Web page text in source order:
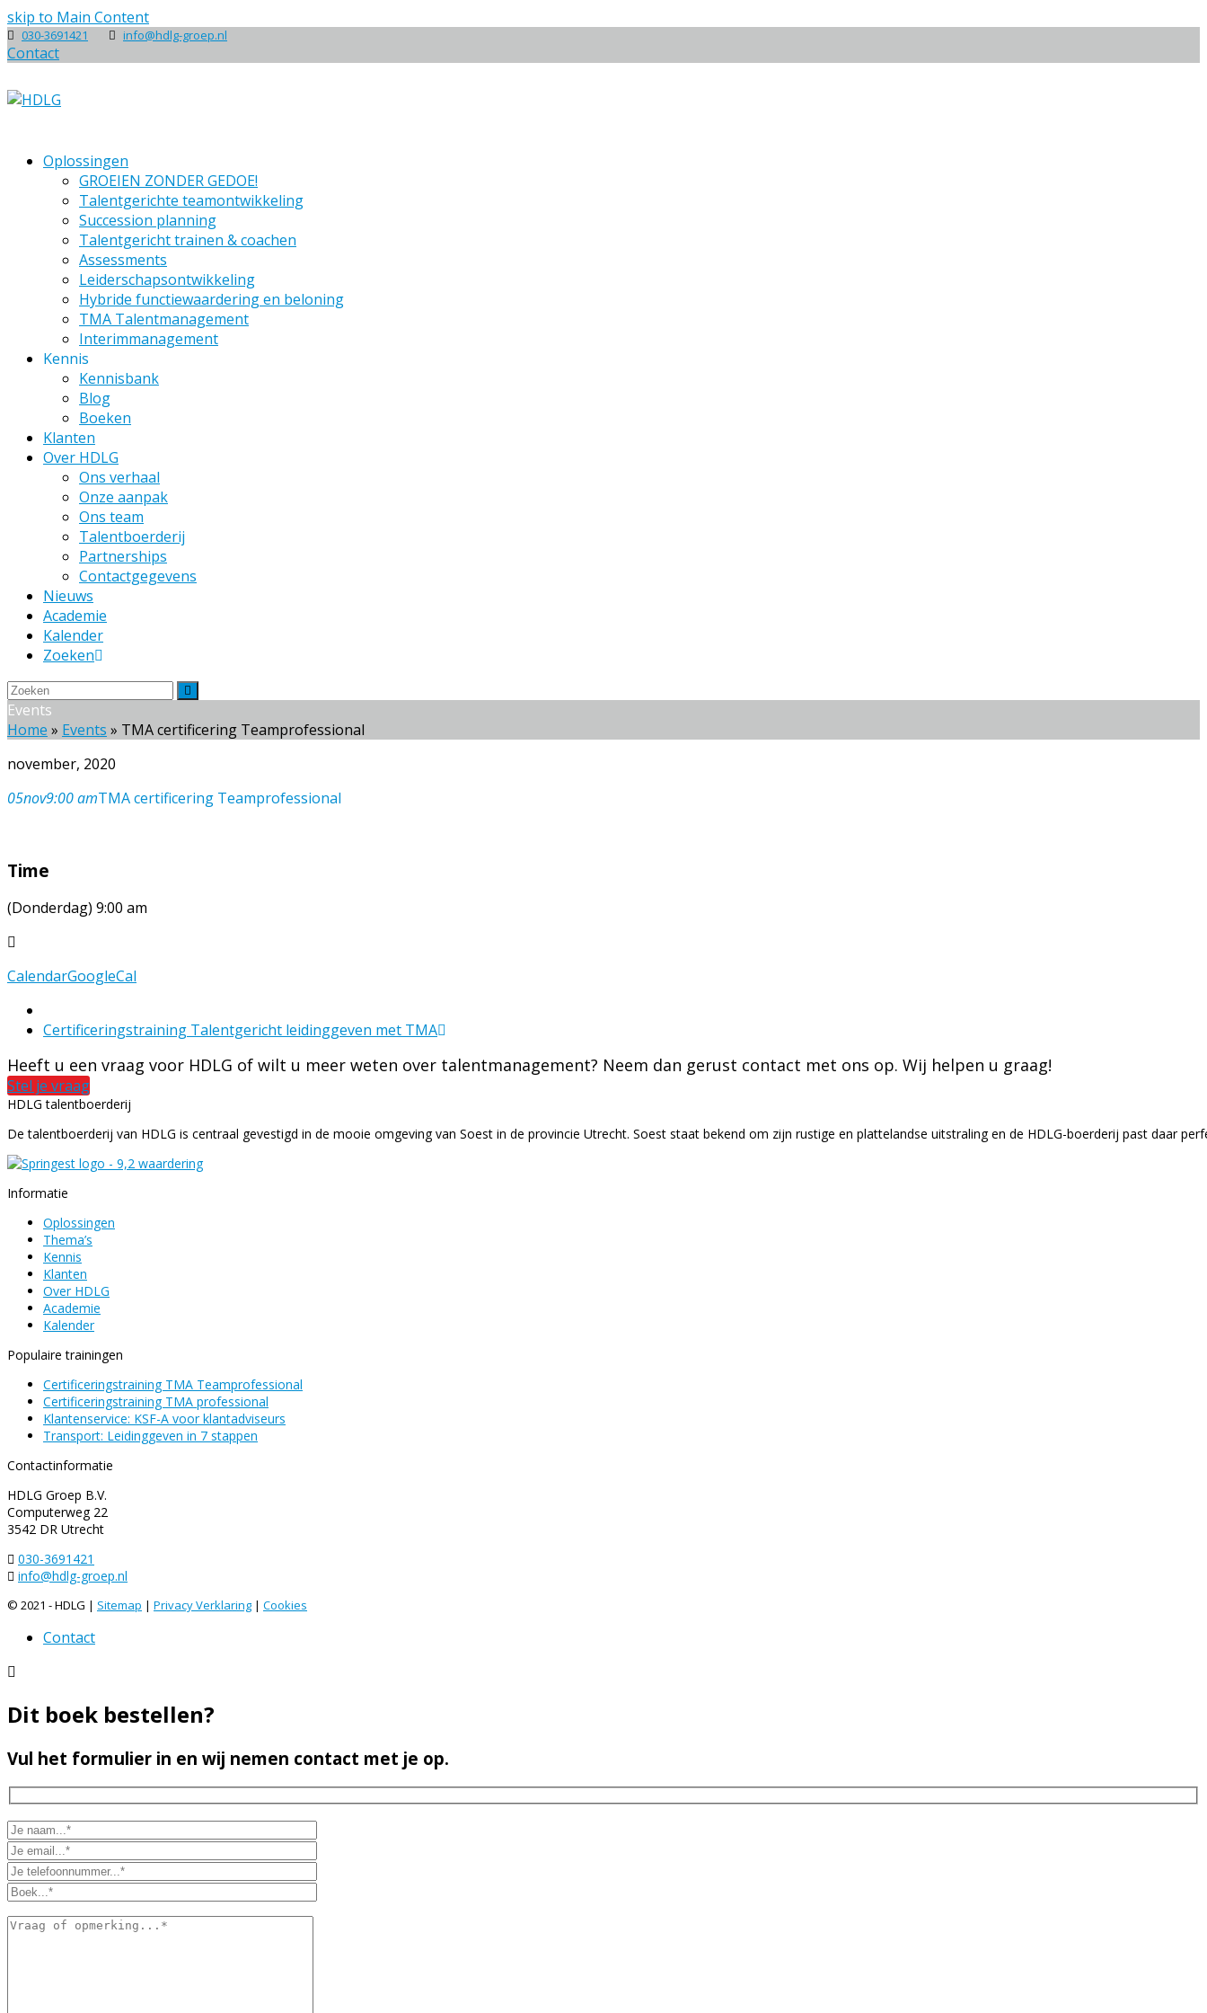
skip to Main Content
030-3691421 info@hdlg-groep.nl
Contact
Oplossingen
GROEIEN ZONDER GEDOE!
Talentgerichte teamontwikkeling
Succession planning
Talentgericht trainen & coachen
Assessments
Leiderschapsontwikkeling
Hybride functiewaardering en beloning
TMA Talentmanagement
Interimmanagement
Kennis
Kennisbank
Blog
Boeken
Klanten
Over HDLG
Ons verhaal
Onze aanpak
Ons team
Talentboerderij
Partnerships
Contactgegevens
Nieuws
Academie
Kalender
Zoeken
Zoeken
Events
Home » Events » TMA certificering Teamprofessional
november, 2020
05nov9:00 amTMA certificering Teamprofessional
Time
(Donderdag) 9:00 am
CalendarGoogleCal
next
Certificeringstraining Talentgericht leidinggeven met TMA
Heeft u een vraag voor HDLG of wilt u meer weten over talentmanagement? Neem dan gerust contact met ons op. Wij helpen u graag!
Stel je vraag
HDLG talentboerderij
De talentboerderij van HDLG is centraal gevestigd in de mooie omgeving van Soest in de provincie Utrecht. Soest staat bekend om zijn rustige en plattelandse uitstraling en de HDLG-boerderij past daar
Informatie
Oplossingen
Thema’s
Kennis
Klanten
Over HDLG
Academie
Kalender
Populaire trainingen
Certificeringstraining TMA Teamprofessional
Certificeringstraining TMA professional
Klantenservice: KSF-A voor klantadviseurs
Transport: Leidinggeven in 7 stappen
Contactinformatie
HDLG Groep B.V.
Computerweg 22
3542 DR Utrecht
030-3691421
info@hdlg-groep.nl
© 2021 - HDLG | Sitemap | Privacy Verklaring | Cookies
Contact
Dit boek bestellen?
Vul het formulier in en wij nemen contact met je op.